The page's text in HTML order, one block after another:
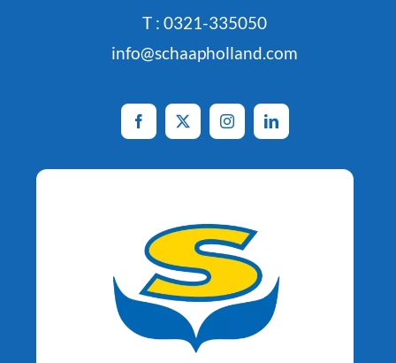
T : 0321-335050
info@schaapholland.com